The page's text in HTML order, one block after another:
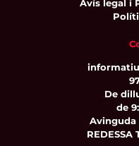
Avís legal i
De
de
Avinguda
REDESSA